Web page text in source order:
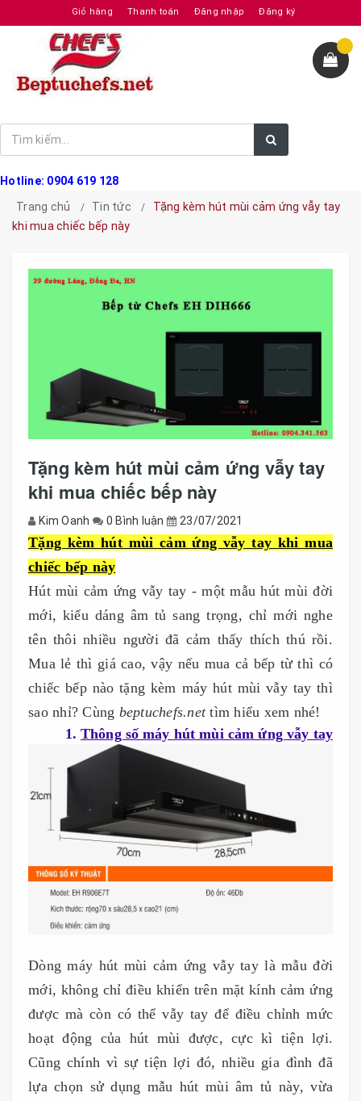
Giỏ hàng Thanh toán Đăng nhập Đăng ký
Hotline: 0904 619 128
Trang chủ
Tin tức
Tặng kèm hút mùi cảm ứng vẫy tay
khi mua chiếc bếp này
Tặng kèm hút mùi cảm ứng vẫy tay
khi mua chiếc bếp này
Kim Oanh 0 Bình luận 23/07/2021
Tặng kèm hút mùi cảm ứng vẫy tay khi mua
chiếc bếp này
Hút mùi cảm ứng vẫy tay - một mẫu hút mùi đời
mới, kiểu dáng âm tủ sang trọng, chỉ mới nghe
tên thôi nhiều người đã cảm thấy thích thú rồi.
Mua lẻ thì giá cao, vậy nếu mua cả bếp từ thì có
chiếc bếp nào tặng kèm máy hút mùi vẫy tay thì
sao nhỉ? Cùng beptuchefs.nettìm hiểu xem nhé!
1. Thông số máy hút mùi cảm ứng vẫy tay
Dòng máy hút mùi cảm ứng vẫy tay là mẫu đời
mới, không chỉ điều khiển trên mặt kính cảm ứng
được mà còn có thể vẫy tay để điều chỉnh mức
hoạt động của hút mùi được, cực kì tiện lợi.
Cũng chính vì sự tiện lợi đó, nhiều gia đình đã
lựa chọn sử dụng mẫu hút mùi âm tủ này, vừa